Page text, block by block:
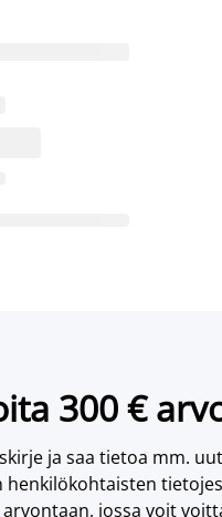
300 €
ja saa tietoa mm.
henkilökohtaisten
jossa voit